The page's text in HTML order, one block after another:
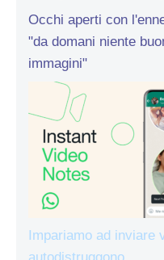
Occhi aperti con
"da domani niente
immagini"
Impariamo ad inviare
autodistruggono